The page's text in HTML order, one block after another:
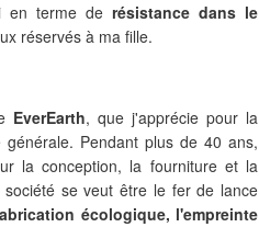
en terme de résistance dans le
réservés à ma fille.
EverEarth, que j'apprécie pour la
générale. Pendant plus de 40 ans,
la conception, la fourniture et la
se veut être le fer de lance
écologique, l'empreinte